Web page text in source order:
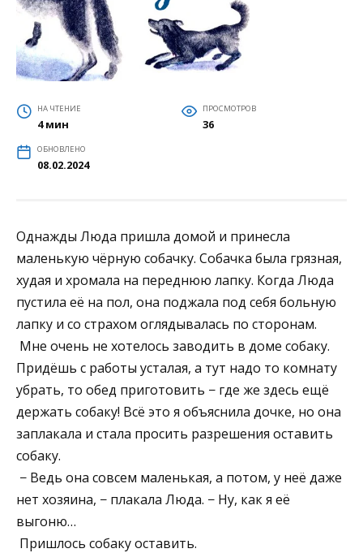
НА ЧТЕНИЕ
4 мин
ПРОСМОТРОВ
36
ОБНОВЛЕНО
08.02.2024
Однажды Люда пришла домой и принесла
маленькую чёрную собачку. Собачка была грязная,
худая и хромала на переднюю лапку. Когда Люда
пустила её на пол, она поджала под себя больную
лапку и со страхом оглядывалась по сторонам.
Мне очень не хотелось заводить в доме собаку.
Придёшь с работы усталая, а тут надо то комнату
убрать, то обед приготовить − где же здесь ещё
держать собаку! Всё это я объяснила дочке, но она
заплакала и стала просить разрешения оставить
собаку.
− Ведь она совсем маленькая, а потом, у неё даже
нет хозяина, − плакала Люда. − Ну, как я её
выгоню…
Пришлось собаку оставить.